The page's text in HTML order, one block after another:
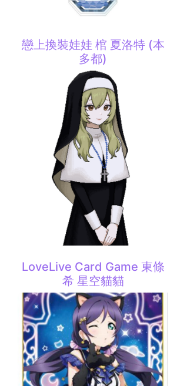
戀上換裝娃娃 棺 夏洛特 (本
多都)
LoveLive Card Game 東條
希 星空貓貓